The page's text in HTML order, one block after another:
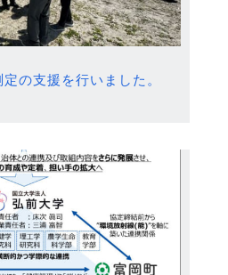
の支援を行いました。